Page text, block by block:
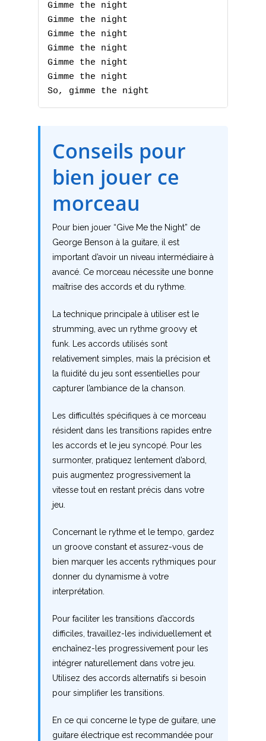
Gimme the night
Gimme the night
Gimme the night
Gimme the night
Gimme the night
Gimme the night
So, gimme the night
Conseils pour
bien jouer ce
morceau
Pour bien jouer “Give Me the Night” de
George Benson à la guitare, il est
important d’avoir un niveau intermédiaire à
avancé. Ce morceau nécessite une bonne
maîtrise des accords et du rythme.
La technique principale à utiliser est le
strumming, avec un rythme groovy et
funk. Les accords utilisés sont
relativement simples, mais la précision et
la fluidité du jeu sont essentielles pour
capturer l’ambiance de la chanson.
Les difficultés spécifiques à ce morceau
résident dans les transitions rapides entre
les accords et le jeu syncopé. Pour les
surmonter, pratiquez lentement d’abord,
puis augmentez progressivement la
vitesse tout en restant précis dans votre
jeu.
Concernant le rythme et le tempo, gardez
un groove constant et assurez-vous de
bien marquer les accents rythmiques pour
donner du dynamisme à votre
interprétation.
Pour faciliter les transitions d’accords
difficiles, travaillez-les individuellement et
enchaînez-les progressivement pour les
intégrer naturellement dans votre jeu.
Utilisez des accords alternatifs si besoin
pour simplifier les transitions.
En ce qui concerne le type de guitare, une
guitare électrique est recommandée pour
Nouvelles tabs
Top 100